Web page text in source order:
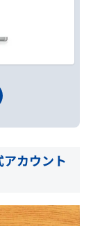
カウント